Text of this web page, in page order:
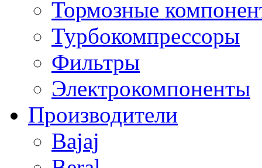
Тормозные
Турбокомпрессоры
Фильтры
Электрокомпоненты
Производители
Bajaj